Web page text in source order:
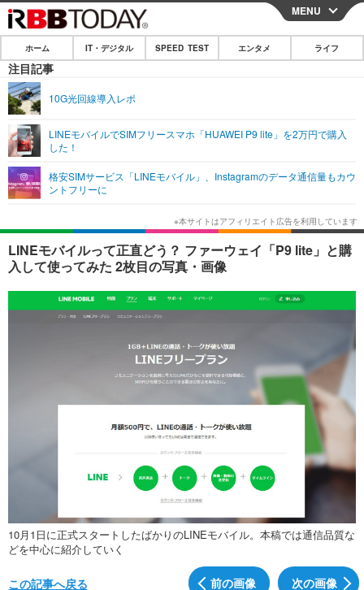
CLOSE
ホーム
IT・デジタル
ショッピング その他
SPEED TEST
エンタメ
エンタメTOP
韓国・芸能
音楽 スポーツ
ショッピング
ライフ
ライフTOP グルメ
ペット ショッピング
その他
リリース一覧
プッシュ通知の停止方法
MENU
ホーム IT・デジタル SPEED TEST エンタメ ライフ
注目記事
10G光回線導入レポ
LINEモバイルでSIMフリースマホ「HUAWEI P9 lite」を2万円で購入
した！
格安SIMサービス「LINEモバイル」、Instagramのデータ通信量もカウ
ントフリーに
LINEモバイルって正直どう？ ファーウェイ「P9 lite」と購
入して使ってみた 2枚目の写真・画像
10月1日に正式スタートしたばかりのLINEモバイル。本稿では通信品質な
どを中心に紹介していく
前の画像 次の画像
この記事へ戻る